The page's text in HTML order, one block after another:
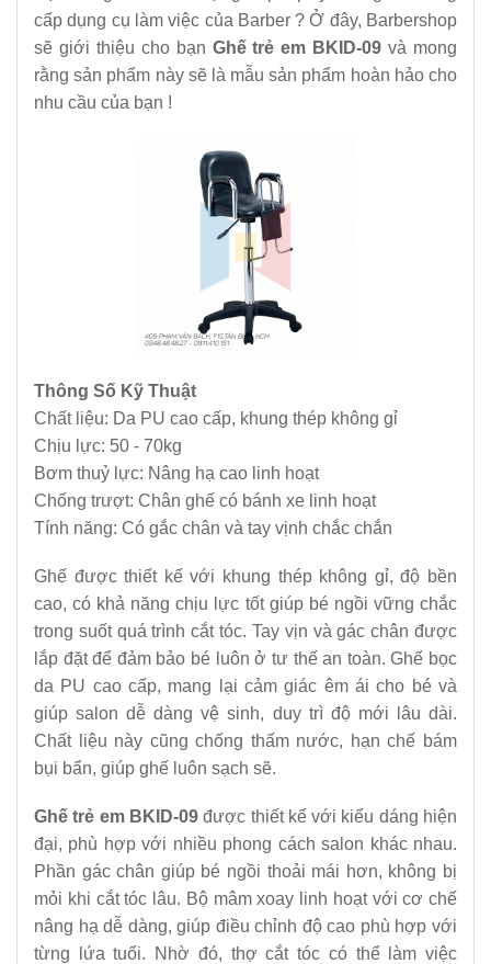
cấp dụng cụ làm việc của Barber ? Ở đây, Barbershop
sẽ giới thiệu cho bạn Ghế trẻ em BKID-09và mong
rằng sản phẩm này sẽ là mẫu sản phẩm hoàn hảo cho
nhu cầu của bạn !
Thông Số Kỹ Thuật
Chất liệu: Da PU cao cấp, khung thép không gỉ
Chịu lực: 50 - 70kg
Bơm thuỷ lực: Nâng hạ cao linh hoạt
Chống trượt: Chân ghế có bánh xe linh hoạt
Tính năng: Có gắc chân và tay vịnh chắc chắn
Ghế được thiết kế với khung thép không gỉ, độ bền
cao, có khả năng chịu lực tốt giúp bé ngồi vững chắc
trong suốt quá trình cắt tóc. Tay vịn và gác chân được
lắp đặt để đảm bảo bé luôn ở tư thế an toàn. Ghế bọc
da PU cao cấp, mang lại cảm giác êm ái cho bé và
giúp salon dễ dàng vệ sinh, duy trì độ mới lâu dài.
Chất liệu này cũng chống thấm nước, hạn chế bám
bụi bẩn, giúp ghế luôn sạch sẽ.
Ghế trẻ em BKID-09được thiết kế với kiểu dáng hiện
đại, phù hợp với nhiều phong cách salon khác nhau.
Phần gác chân giúp bé ngồi thoải mái hơn, không bị
mỏi khi cắt tóc lâu. Bộ mâm xoay linh hoạt với cơ chế
nâng hạ dễ dàng, giúp điều chỉnh độ cao phù hợp với
từng lứa tuổi. Nhờ đó, thợ cắt tóc có thể làm việc